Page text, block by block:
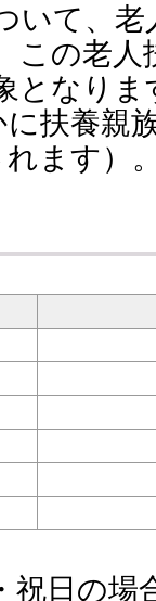
いて、老
この老
となり
扶養親
ます）
日の場